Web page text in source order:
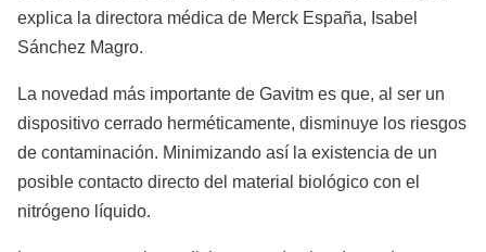
explica la directora médica de Merck España, Isabel
Sánchez Magro.
La novedad más importante de Gavitm es que, al ser un
dispositivo cerrado herméticamente, disminuye los riesgos
de contaminación. Minimizando así la existencia de un
posible contacto directo del material biológico con el
nitrógeno líquido.